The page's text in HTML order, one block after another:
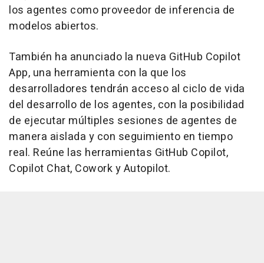
los agentes como proveedor de inferencia de
modelos abiertos.
También ha anunciado la nueva GitHub Copilot
App, una herramienta con la que los
desarrolladores tendrán acceso al ciclo de vida
del desarrollo de los agentes, con la posibilidad
de ejecutar múltiples sesiones de agentes de
manera aislada y con seguimiento en tiempo
real. Reúne las herramientas GitHub Copilot,
Copilot Chat, Cowork y Autopilot.